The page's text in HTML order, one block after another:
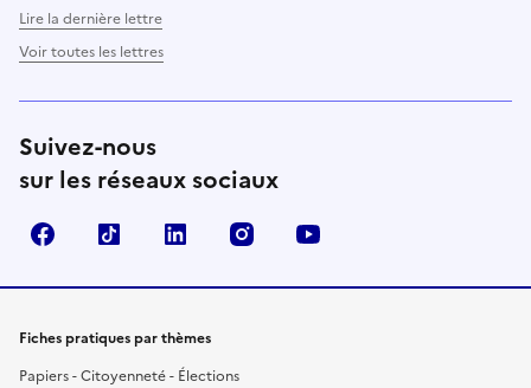
Lire la dernière lettre
Voir toutes les lettres
Suivez-nous
sur les réseaux sociaux
FacebookTikTok LinkedIn Instagram
Fiches pratiques par thèmes
Papiers - Citoyenneté - Élections